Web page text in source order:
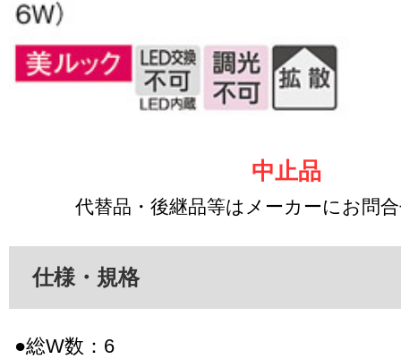
中止品
代替品・後継品等はメーカーにお問
仕様・規格
●総W数：6